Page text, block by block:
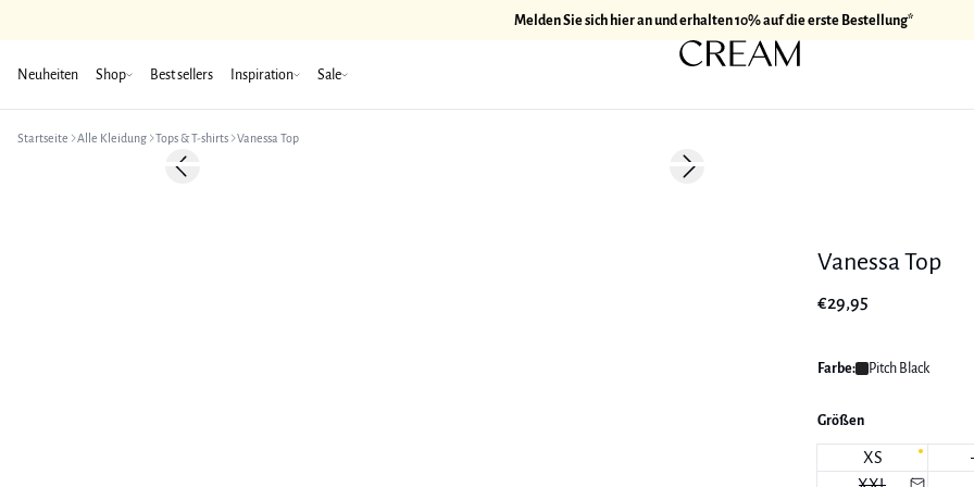
Melden Sie sich hier an und erhalten 10% auf die erste Bestellung*
Neuheiten Shop Best sellers Inspiration Sale
Startseite Alle Kleidung Tops & T-shirts Vanessa Top
Previous slide Next slide
Vanessa Top
€29,95
Farbe: Pitch Black
Größen
XS